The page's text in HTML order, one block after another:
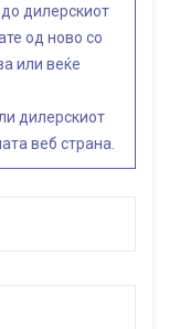
дилерскиот
од ново со
или веќе
дилерскиот
веб страна.